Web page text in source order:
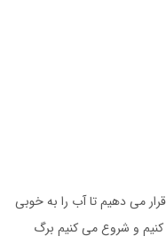
دوام گل بالا برود بعد اسفنج را 15 دقیقه درون آب قرار می دهیم تا آب را به خوبی
و شروع می کنیم برگ